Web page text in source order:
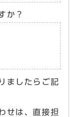
か？
ましたらご記
せは、直接担